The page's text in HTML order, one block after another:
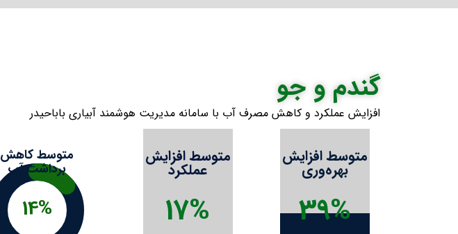
گندم و جو
افزایش عملکرد و کاهش مصرف آب با سامانه مدیریت هوشمند آبیاری باباحیدر
متوسط کاهش
برداشت آب
متوسط افزایش
بهره‌وری
39%
14%
متوسط افزایش
عملکرد
17%